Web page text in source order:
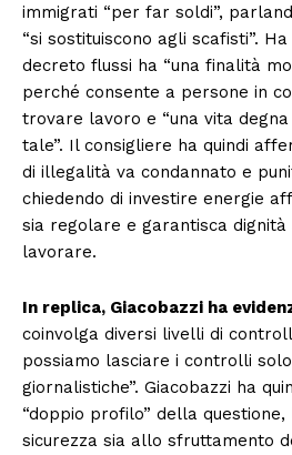
immigrati “per far soldi”,
“si sostituiscono agli scafisti”.
decreto flussi ha “una finalità
perché consente a persone in
trovare lavoro e “una vita degna
tale”. Il consigliere ha quindi
di illegalità va condannato e
chiedendo di investire energie
sia regolare e garantisca
lavorare.
In replica, Giacobazzi ha
coinvolga diversi livelli di
possiamo lasciare i controlli
giornalistiche”. Giacobazzi ha
“doppio profilo” della
sicurezza sia allo sfruttamento